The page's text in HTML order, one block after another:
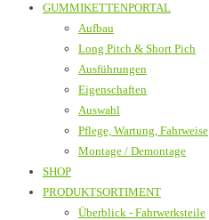
GUMMIKETTENPORTAL
Aufbau
Long Pitch & Short Pich
Ausführungen
Eigenschaften
Auswahl
Pflege, Wartung, Fahrweise
Montage / Demontage
SHOP
PRODUKTSORTIMENT
Überblick - Fahrwerksteile